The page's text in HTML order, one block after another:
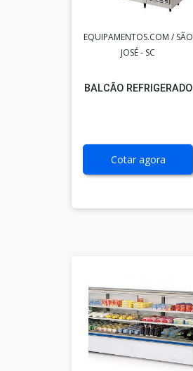
EQUIPAMENTOS.COM / SÃO
JOSÉ - SC
BALCÃO REFRIGERADO
Cotar agora